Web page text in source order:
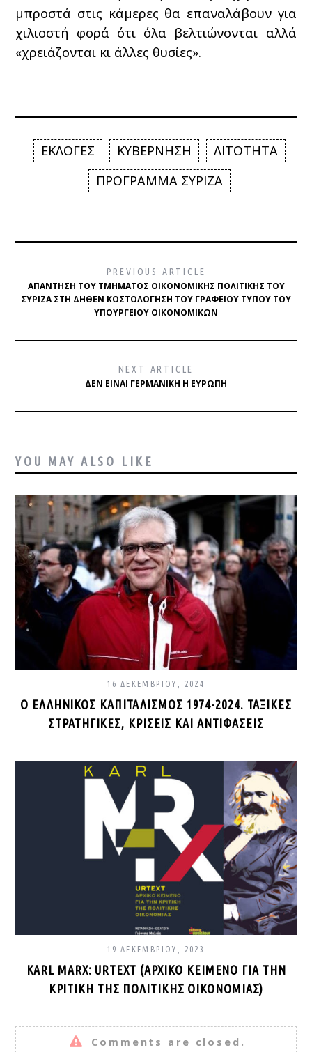
μπροστά στις κάμερες θα επαναλάβουν για
χιλιοστή φορά ότι όλα βελτιώνονται αλλά
«χρειάζονται κι άλλες θυσίες».
ΕΚΛΟΓΕΣ ΚΥΒΕΡΝΗΣΗ
ΛΙΤΟΤΗΤΑ
ΠΡΟΓΡΑΜΜΑ ΣΥΡΙΖΑ
PREVIOUS ARTICLE
ΑΠΆΝΤΗΣΗ ΤΟΥ ΤΜΉΜΑΤΟΣ ΟΙΚΟΝΟΜΙΚΉΣ ΠΟΛΙΤΙΚΉΣ ΤΟΥ
ΣΥΡΙΖΑ ΣΤΗ ΔΉΘΕΝ ΚΟΣΤΟΛΌΓΗΣΗ ΤΟΥ ΓΡΑΦΕΊΟΥ ΤΎΠΟΥ ΤΟΥ
ΥΠΟΥΡΓΕΊΟΥ ΟΙΚΟΝΟΜΙΚΏΝ
NEXT ARTICLE
ΔΕΝ ΕΊΝΑΙ ΓΕΡΜΑΝΙΚΉ Η ΕΥΡΏΠΗ
YOU MAY ALSO LIKE
16 ΔΕΚΕΜΒΡΊΟΥ, 2024
Ο ΕΛΛΗΝΙΚΌΣ ΚΑΠΙΤΑΛΙΣΜΌΣ 1974-2024. ΤΑΞΙΚΈΣ
ΣΤΡΑΤΗΓΙΚΈΣ, ΚΡΊΣΕΙΣ ΚΑΙ ΑΝΤΙΦΆΣΕΙΣ
19 ΔΕΚΕΜΒΡΊΟΥ, 2023
KARL MARX: URTEXT (ΑΡΧΙΚΌ ΚΕΊΜΕΝΟ ΓΙΑ ΤΗΝ
ΚΡΙΤΙΚΉ ΤΗΣ ΠΟΛΙΤΙΚΉΣ ΟΙΚΟΝΟΜΊΑΣ)
Comments are closed.